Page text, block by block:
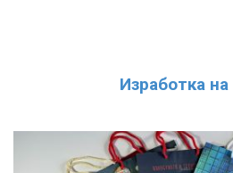
Изработка на